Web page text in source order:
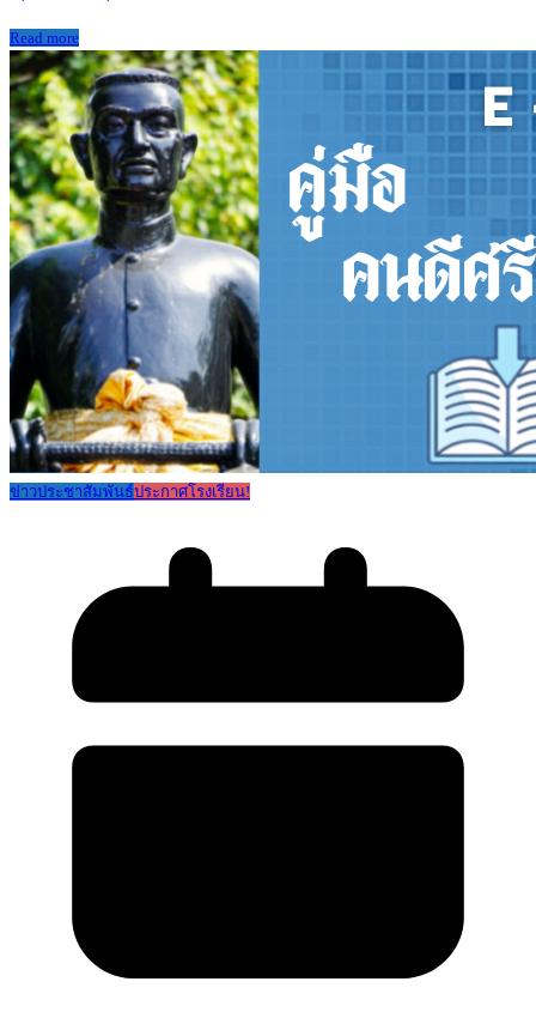
Read more
ข่าวประชาสัมพันธ์ประกาศโรงเรียน!